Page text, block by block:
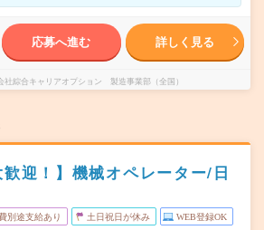
応募へ進む 詳しく見る
社綜合キャリアオプション 製造事業部（全国）
歓迎！】機械オペレーター/日
別途支給あり 土日祝日が休み WEB登録OK